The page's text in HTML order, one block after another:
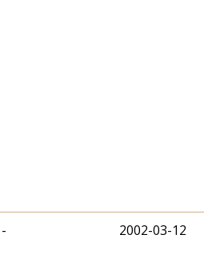
- 2002-03-12